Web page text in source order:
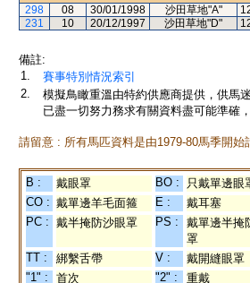
298
08 30/01/1998 沙田草地"A"
231
10 20/12/1997 沙田草地"D"
備註:
1.
賽事特別情況索引
2.
模擬鳥瞰重溫由特約供應商提供，供馬
已盡一切努力務求有關資料盡可能準確
請留意 : 所有馬匹資料是由1979-80馬季開始
B : 戴眼罩 BO : 只戴單邊眼
CO : 戴單邊羊毛面箍 E : 戴耳塞
PC : 戴半掩防沙眼罩 PS :
戴單邊半掩
罩
TT : 綁繫舌帶 V : 戴開縫眼罩
"1" :
首次 "2" : 重戴